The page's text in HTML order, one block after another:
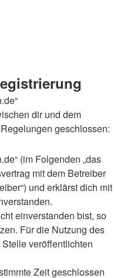
dir und dem
geschlossen:
(im Folgenden „das
mit dem Betreiber
und erklärst dich mit
einverstanden bist, so
Für die Nutzung des
veröffentlichten
Zeit geschlossen